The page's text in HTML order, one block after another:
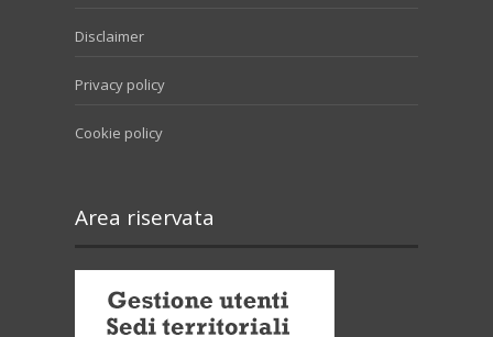
Disclaimer
Privacy policy
Cookie policy
Area riservata